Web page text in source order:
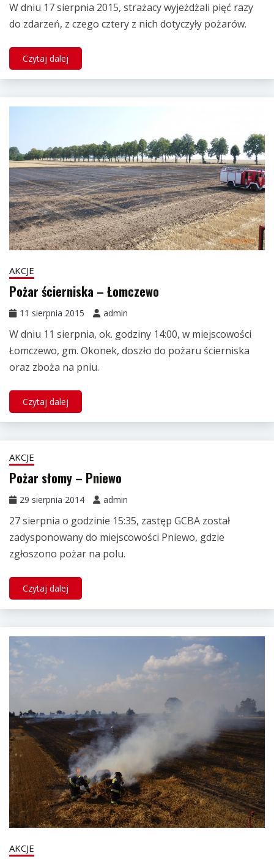
W dniu 17 sierpnia 2015, strażacy wyjeżdżali pięć razy
do zdarzeń, z czego cztery z nich dotyczyły pożarów.
Czytaj dalej
AKCJE
Pożar ścierniska – Łomczewo
11 sierpnia 2015 admin
W dniu 11 sierpnia, ok. godziny 14:00, w miejscowości
Łomczewo, gm. Okonek, doszło do pożaru ścierniska
oraz zboża na pniu.
Czytaj dalej
AKCJE
Pożar słomy – Pniewo
29 sierpnia 2014 admin
27 sierpnia o godzinie 15:35, zastęp GCBA został
zadysponowany do miejscowości Pniewo, gdzie
zgłoszono pożar na polu.
Czytaj dalej
AKCJE